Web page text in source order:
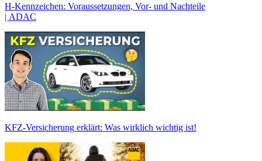
H-Kennzeichen: Voraussetzungen, Vor- und Nachteile
| ADAC
KFZ-Versicherung erklärt: Was wirklich wichtig ist!